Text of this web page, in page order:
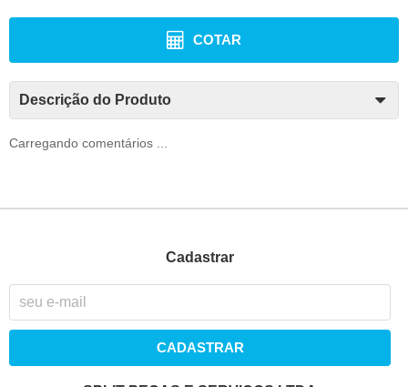
COTAR
Descrição do Produto
Carregando comentários ...
Cadastrar
CADASTRAR